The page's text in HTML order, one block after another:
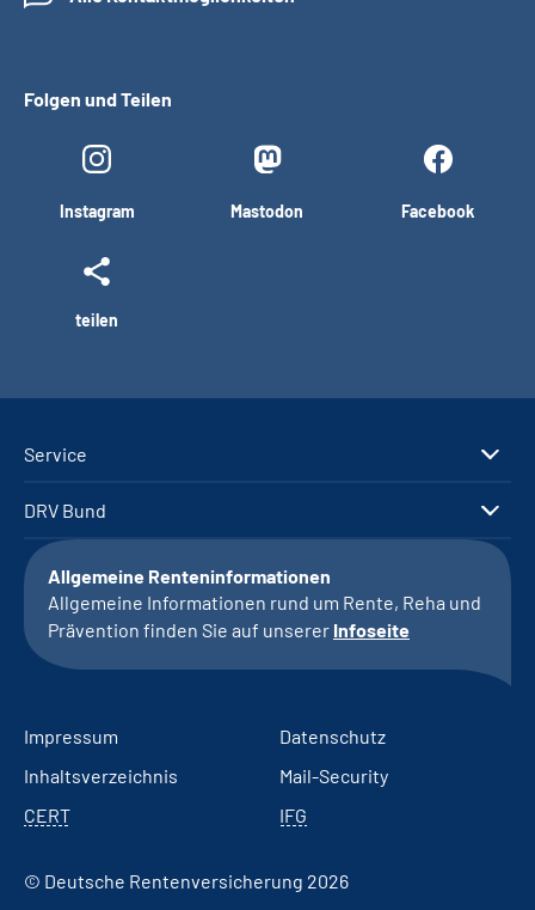
Folgen und Teilen
Instagram Mastodon Facebook
teilen
Service
DRV Bund
Allgemeine Renteninformationen
Allgemeine Informationen rund um Rente, Reha und
Prävention finden Sie auf unserer Infoseite
Impressum
Datenschutz
Inhaltsverzeichnis
Mail-Security
CERT
IFG
© Deutsche Rentenversicherung 2026